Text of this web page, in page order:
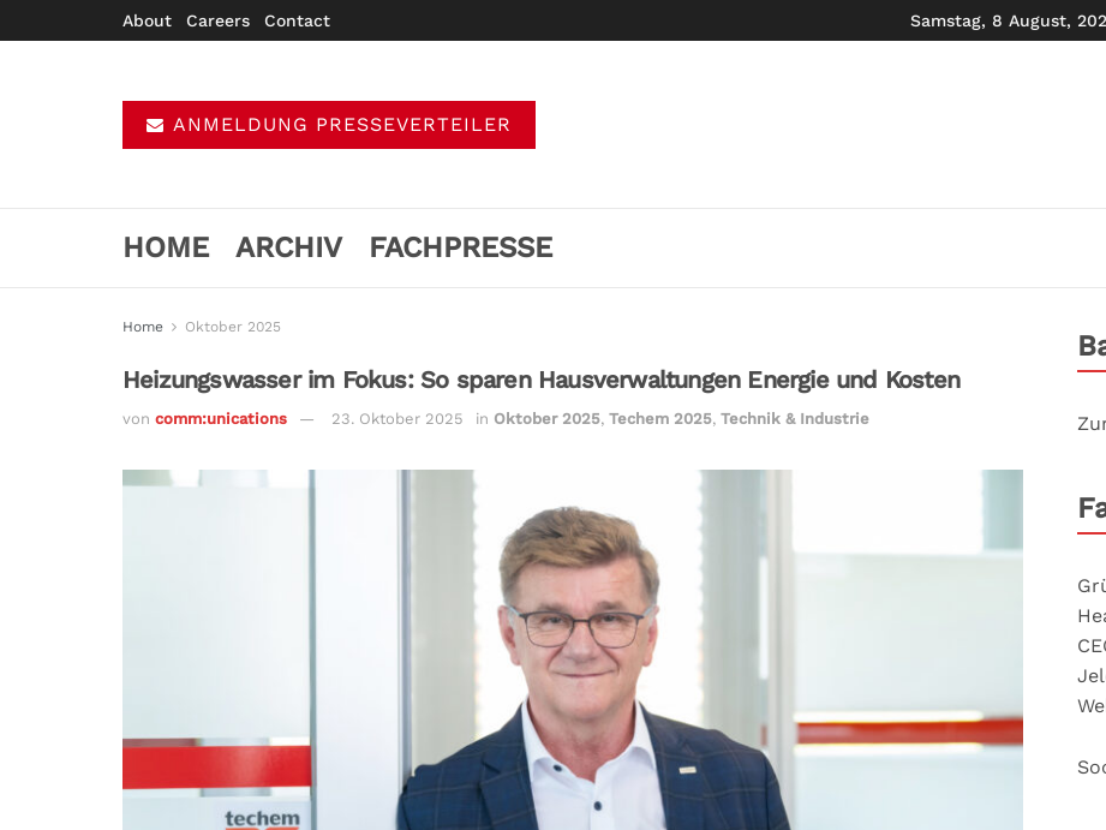
About Careers Contact Samstag, 8 August,
ANMELDUNG PRESSEVERTEILER
HOME ARCHIV FACHPRESSE
Home Oktober 2025
Heizungswasser im Fokus: So sparen Hausverwaltungen Energie und Kosten
von comm:unications 23. Oktober 2025 in Oktober 2025, Techem 2025, Technik & Industrie